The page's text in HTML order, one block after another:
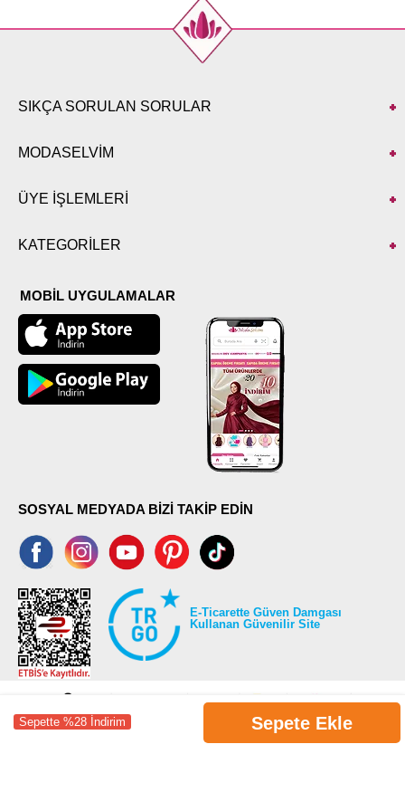
Sepette %28 İndirim Sepete Ekle
SIKÇA SORULAN SORULAR
MODASELVİM
ÜYE İŞLEMLERİ
KATEGORİLER
MOBİL UYGULAMALAR
SOSYAL MEDYADA BİZİ TAKİP EDİN
E-Ticarette Güven Damgası
Kullanan Güvenilir Site
©2026 Tüm modaselvim.com hakları saklıdır.